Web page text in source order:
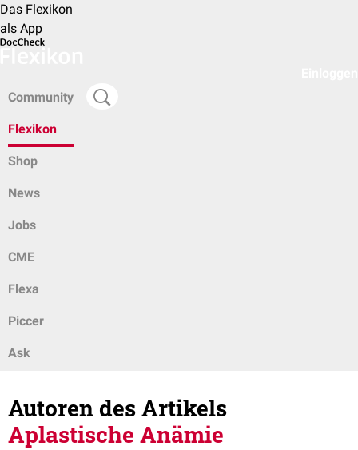
Das Flexikon
als App
Community
Flexikon
Shop
News
Jobs
CME
Flexa
Piccer
Ask
Autoren des Artikels
Aplastische Anämie